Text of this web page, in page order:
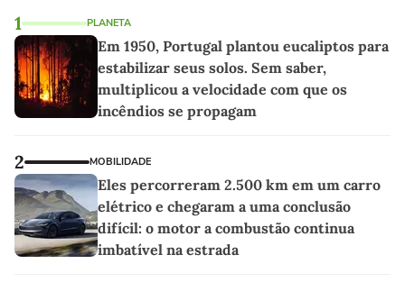
1 PLANETA
Em 1950, Portugal plantou eucaliptos para
estabilizar seus solos. Sem saber,
multiplicou a velocidade com que os
incêndios se propagam
2 MOBILIDADE
Eles percorreram 2.500 km em um carro
elétrico e chegaram a uma conclusão
difícil: o motor a combustão continua
imbatível na estrada